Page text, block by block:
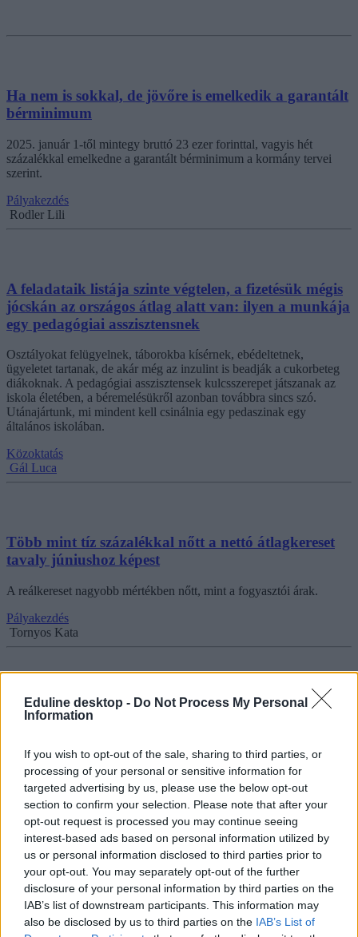
Eduline desktop - Do Not Process My Personal
Information
If you wish to opt-out of the sale, sharing to third parties, or
processing of your personal or sensitive information for
targeted advertising by us, please use the below opt-out
section to confirm your selection. Please note that after your
opt-out request is processed you may continue seeing
interest-based ads based on personal information utilized by
us or personal information disclosed to third parties prior to
your opt-out. You may separately opt-out of the further
disclosure of your personal information by third parties on the
IAB’s list of downstream participants. This information may
also be disclosed by us to third parties on the IAB’s List of
Ha nem is sokkal, de jövőre is emelkedik a garantált
bérminimum
2025. január 1-től mintegy bruttó 23 ezer forinttal, vagyis hét
százalékkal emelkedne a garantált bérminimum a kormány tervei
szerint.
Pályakezdés
Rodler Lili
A feladataik listája szinte végtelen, a fizetésük mégis
jócskán az országos átlag alatt van: ilyen a munkája
egy pedagógiai asszisztensnek
Osztályokat felügyelnek, táborokba kísérnek, ebédeltetnek,
ügyeletet tartanak, de akár még az inzulint is beadják a cukorbeteg
diákoknak. A pedagógiai asszisztensek kulcsszerepet játszanak az
iskola életében, a béremelésükről azonban továbbra sincs szó.
Utánajártunk, mi mindent kell csinálnia egy pedaszinak egy
általános iskolában.
Közoktatás
Gál Luca
Több mint tíz százalékkal nőtt a nettó átlagkereset
tavaly júniushoz képest
A reálkereset nagyobb mértékben nőtt, mint a fogyasztói árak.
Pályakezdés
Tornyos Kata
Elkeserítő helyen áll Magyarország az európai
országok bérének ranglistáján
Összesen két országban ér kevesebbet a dolgozók bére, mint
hazánkban.
Pályakezdés
Gál Luca
Kiderült, hogy melyik szakmákat tartják legtöbbre
a magyarok
Az ügyvédek és a programozók a legelismertebbek, azonban